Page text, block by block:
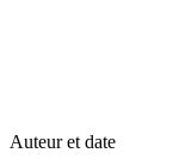
Auteur et date